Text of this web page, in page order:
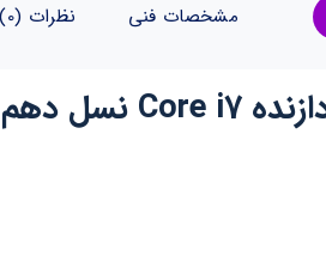
مشخصات فنی نظرات (0)